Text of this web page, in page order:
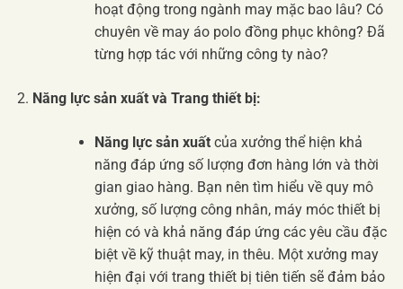
hoạt động trong ngành may mặc bao lâu? Có
chuyên về may áo polo đồng phục không? Đã
từng hợp tác với những công ty nào?
Năng lực sản xuất và Trang thiết bị:
Năng lực sản xuấtcủa xưởng thể hiện khả
năng đáp ứng số lượng đơn hàng lớn và thời
gian giao hàng. Bạn nên tìm hiểu về quy mô
xưởng, số lượng công nhân, máy móc thiết bị
hiện có và khả năng đáp ứng các yêu cầu đặc
biệt về kỹ thuật may, in thêu. Một xưởng may
hiện đại với trang thiết bị tiên tiến sẽ đảm bảo